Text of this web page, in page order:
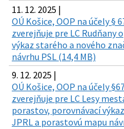
11. 12. 2025 |
OÚ Košice, OOP na účely §
zverejňuje pre LC Rudňany
výkaz starého a nového
návrhu PSL (14,4 MB)
9. 12. 2025 |
OÚ Košice, OOP na účely
zverejňuje pre LC Lesy
porastov, porovnávací
JPRL a porastovú mapu